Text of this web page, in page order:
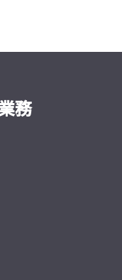
務